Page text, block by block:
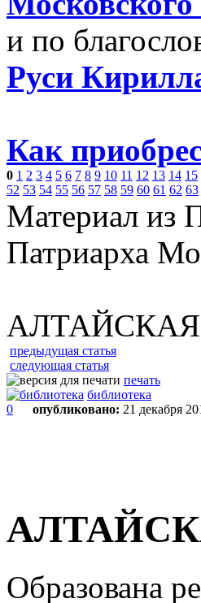
и по
Руси
Как
0 1 2 3 4 5 6 7 8 9 10 11 12 13 14 15
52 53 54 55 56 57 58 59 60 61 62 63
Материал из
Патриарха
предыдущая статья
следующая статья
печать
библиотека
0
опубликовано: 21 декабря
Образована